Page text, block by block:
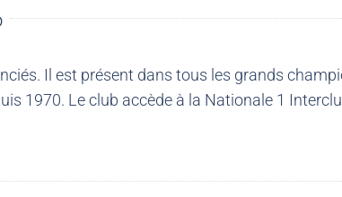
Il est présent dans tous les grands
1970. Le club accède à la Nationale 1